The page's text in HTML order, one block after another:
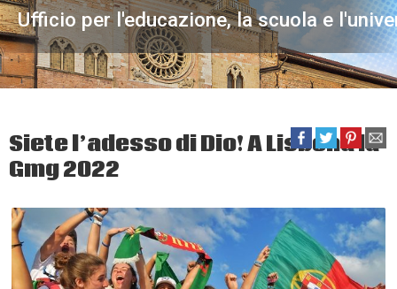
Ufficio per l'educazione, la scuola e
Siete l’adesso di Dio! A Lisbona la
Gmg 2022